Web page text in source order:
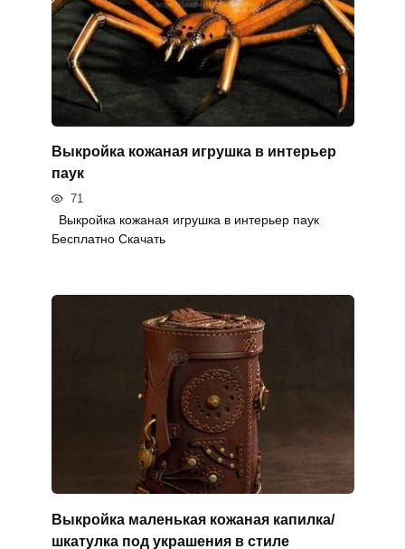
Выкройка кожаная игрушка в интерьер
паук
71
Выкройка кожаная игрушка в интерьер паук
Бесплатно Скачать
Выкройка маленькая кожаная капилка/
шкатулка под украшения в стиле